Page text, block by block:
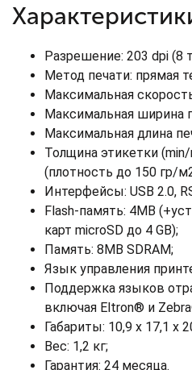
Разрешение: 203 dpi (8
Метод печати: прямая
Максимальная
Максимальная ширина
Максимальная длина
Толщина этикетки
(плотность до 150 гр/
Интерфейсы: USB 2.0,
Flash-память: 4MB
карт microSD до 4 GB);
Память: 8MB SDRAM;
Язык управления
Поддержка языков
включая Eltron® и
Габариты: 10,9 х 17,1 х
Вес: 1,2 кг;
Гарантия: 24 месяца.